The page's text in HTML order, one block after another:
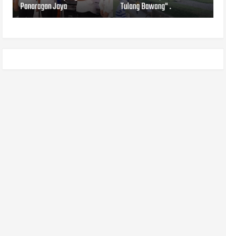
Panaragan Jaya Tulang Bawang" .